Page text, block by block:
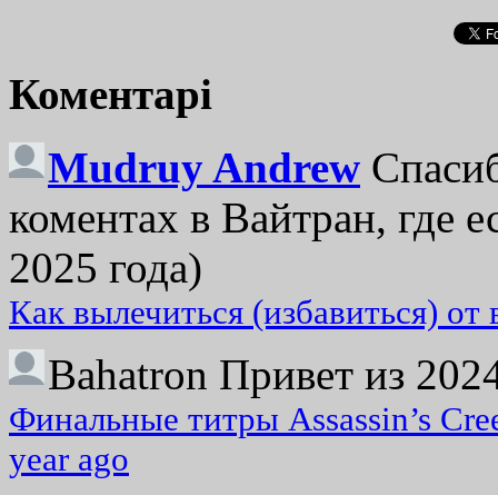
Коментарі
Mudruy Andrew
коментах в Вайтран, где
2025 года)
Как вылечиться (избавиться)
Bahatron Привет из
Финальные титры Assassin’s
year ago